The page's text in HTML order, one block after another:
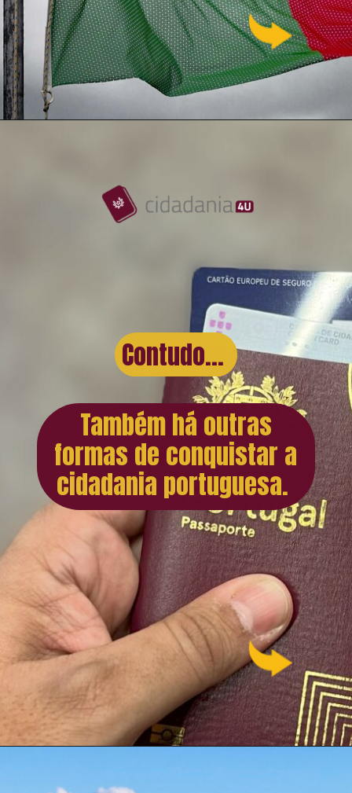
Contudo...
Também há outras
formas de conquistar a
cidadania portuguesa.